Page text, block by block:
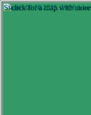
Stand: 09.08.2026, 19